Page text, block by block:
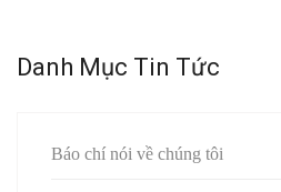
Danh Mục Tin Tức
Báo chí nói về chúng tôi